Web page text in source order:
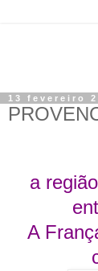
13 fevereiro
a
A